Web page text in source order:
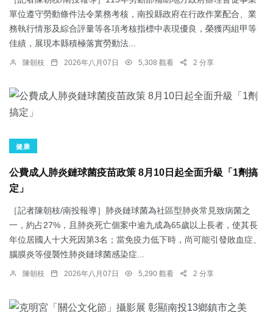
單位遵守勞動條件法令業務考核，南投縣政府在行政作業配合、業
務執行情形及綜合評量等各項考核指標中表現優良，榮獲丙組甲等
佳績，展現本縣積極落實勞動法...
陳朝枝 2026年八月07日 5,308 觀看 2 分享
健康
公費成人肺炎鏈球菌疫苗政策 8月10日起全面升級「1劑搞
定」
［記者陳朝枝/南投報導］肺炎鏈球菌為社區型肺炎常見致病菌之
一，約占27%，且肺炎死亡個案中逾九成為65歲以上長者，使其長
年位居國人十大死因第3名；當免疫力低下時，尚可能引發敗血症、
腦膜炎等侵襲性肺炎鏈球菌感染症...
陳朝枝 2026年八月07日 5,290 觀看 2 分享